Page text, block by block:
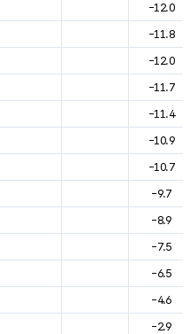
-12.0
-11.8
-12.0
-11.7
-11.4
-10.9
-10.7
-9.7
-8.9
-7.5
-6.5
-4.6
-2.9